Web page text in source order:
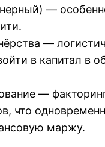
—
—
в капитал в
—
что
маржу.